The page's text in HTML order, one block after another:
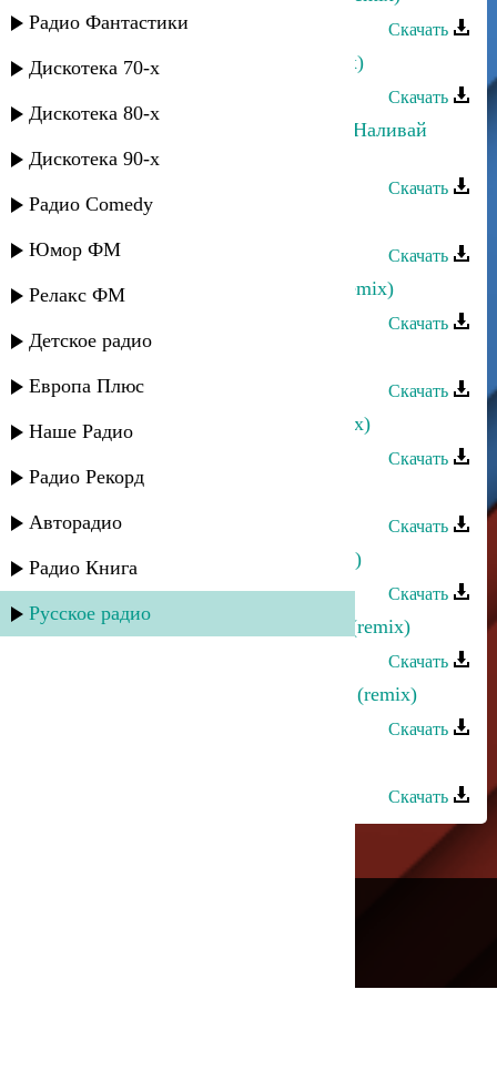
Радио Фантастики
Дискотека 70-х
Дискотека 80-х
Дискотека 90-х
Радио Comedy
Юмор ФМ
Релакс ФМ
Детское радио
Европа Плюс
Наше Радио
Радио Рекорд
Авторадио
Радио Книга
Русское радио
Скачать
Dag Style - Двигайте телами (remix)
Скачать
Магомедрасул Курбанмагомедов - Наливай
(remix)
Скачать
Ахмед Ахмедов - Зульфия(remix)
Скачать
Алик Шах-Мурадов - Иллаллах (remix)
Скачать
Илья Ханукаев - Казачка (remix)
Скачать
Илья Ханукаев - Воды арыка (remix)
Скачать
Жасмин - Холодно (Remix)
Скачать
Жасмин - Самый любимый (Remix)
Скачать
Ринат Каримов - Больше не стать (remix)
Скачать
Эльдар Далгатов - Знойной ночью (remix)
Скачать
Скачать